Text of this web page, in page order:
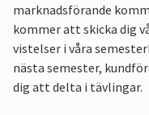
marknadsförande
kommer att skicka dig
vistelser i våra
nästa semester,
dig att delta i tävlingar.